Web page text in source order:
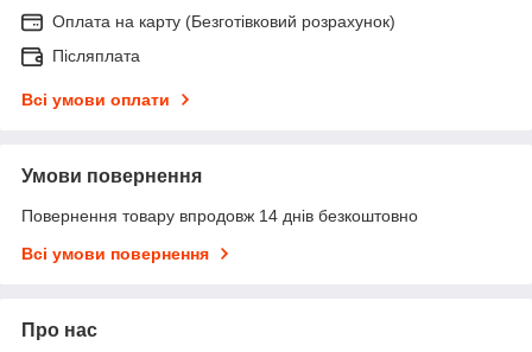
Оплата на карту (Безготівковий розрахунок)
Післяплата
Всі умови оплати
Умови повернення
Повернення товару впродовж 14 днів безкоштовно
Всі умови повернення
Про нас